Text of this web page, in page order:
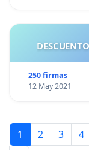
250 firmas
12 May 2021
1 2 3 4